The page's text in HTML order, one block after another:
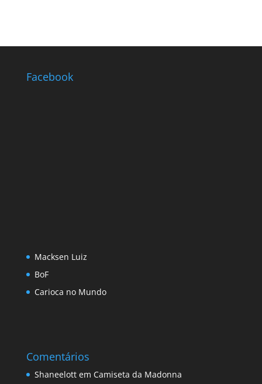
Facebook
Macksen Luiz
BoF
Carioca no Mundo
Comentários
Shaneelottem Camiseta da Madonna